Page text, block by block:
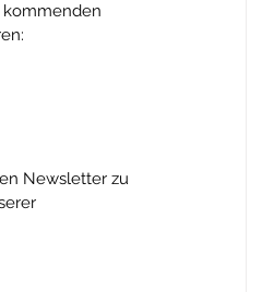
kommenden
Newsletter zu